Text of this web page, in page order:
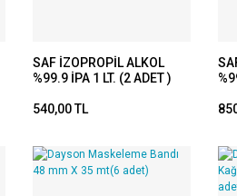
SAF İZOPROPİL ALKOL
%99.9 İPA 1 LT. (2 ADET )
540,00 TL